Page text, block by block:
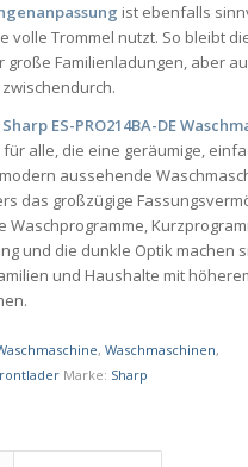
ist ebenfalls
volle Trommel nutzt. So bleibt
große Familienladungen, aber
Sharp ES-PRO214BA-DE
alle, die eine geräumige,
aussehende
das großzügige
Waschprogramme,
und die dunkle Optik machen
und Haushalte mit
, Waschmaschinen,
Marke: Sharp